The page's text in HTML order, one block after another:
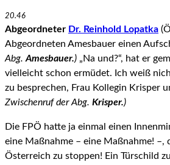
20.46
Abgeordneter Dr. Reinhold Lopatka
Abgeordneten Amesbauer einen
Abg. Amesbauer.) „Na und?“, hat er
vielleicht schon ermüdet. Ich weiß
zu besprechen, Frau Kollegin Krisper
Zwischenruf der Abg. Krisper.)
Die FPÖ hatte ja einmal einen
eine Maßnahme – eine Maßnahme!
Österreich zu stoppen! Ein Türschild